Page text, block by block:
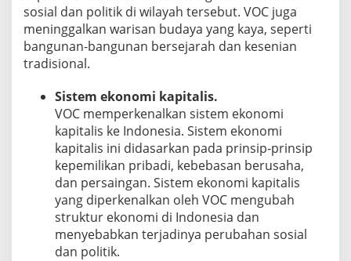
sosial dan politik di wilayah tersebut. VOC juga
meninggalkan warisan budaya yang kaya, seperti
bangunan-bangunan bersejarah dan kesenian
tradisional.
Sistem ekonomi kapitalis.
VOC memperkenalkan sistem ekonomi
kapitalis ke Indonesia. Sistem ekonomi
kapitalis ini didasarkan pada prinsip-prinsip
kepemilikan pribadi, kebebasan berusaha,
dan persaingan. Sistem ekonomi kapitalis
yang diperkenalkan oleh VOC mengubah
struktur ekonomi di Indonesia dan
menyebabkan terjadinya perubahan sosial
dan politik.